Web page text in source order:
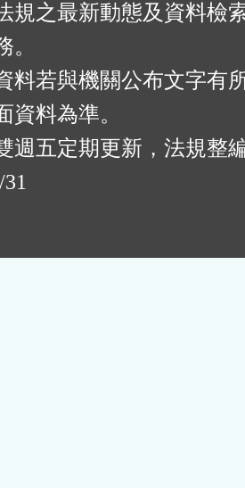
規之最新動態及資料檢
。
料若與機關公布文字有
資料為準。
週五定期更新，法規整
31